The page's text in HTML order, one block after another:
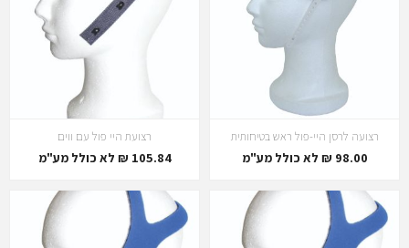
רצועה לרסן היי-פול ראש בטיחותית
98.00 ₪ לא כולל מע"מ
רצועת היי פול עם ווים
105.84 ₪ לא כולל מע"מ